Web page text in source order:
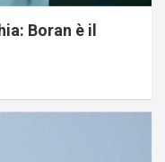
Boran è il